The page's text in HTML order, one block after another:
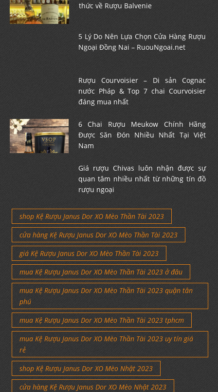
thức về Rượu Balvenie
5 Lý Do Nên Lựa Chọn Cửa Hàng Rượu
Ngoại Đồng Nai – RuouNgoai.net
Rượu Courvoisier – Di sản Cognac
nước Pháp & Top 7 chai Courvoisier
đáng mua nhất
6 Chai Rượu Meukow Chính Hãng
Được Săn Đón Nhiều Nhất Tại Việt
Nam
Giá rượu Chivas luôn nhận được sự
quan tâm nhiều nhất từ những tín đồ
rượu ngoại
shop Kệ Rượu Janus Dor XO Mèo Thần Tài 2023
cửa hàng Kệ Rượu Janus Dor XO Mèo Thần Tài 2023
giá Kệ Rượu Janus Dor XO Mèo Thần Tài 2023
mua Kệ Rượu Janus Dor XO Mèo Thần Tài 2023 ở đâu
mua Kệ Rượu Janus Dor XO Mèo Thần Tài 2023 quận tân
phú
mua Kệ Rượu Janus Dor XO Mèo Thần Tài 2023 tphcm
mua Kệ Rượu Janus Dor XO Mèo Thần Tài 2023 uy tín giá
rẻ
shop Kệ Rượu Janus Dor XO Mèo Nhật 2023
cửa hàng Kệ Rượu Janus Dor XO Mèo Nhật 2023